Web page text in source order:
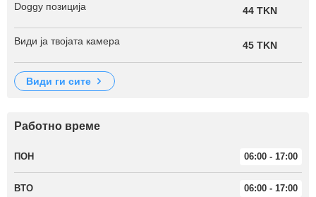
Doggy позиција 44 TKN
Види ја твојата камера 45 TKN
види ги сите
Работно време
ПОН 06:00 - 17:00
ВТО 06:00 - 17:00